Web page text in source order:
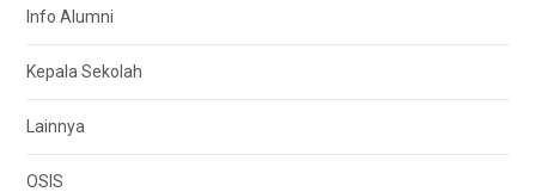
Info Alumni
Kepala Sekolah
Lainnya
OSIS